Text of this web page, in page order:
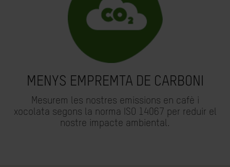
MENYS EMPREMTA DE CARBONI
Mesurem les nostres emissions en cafè i
xocolata segons la norma ISO 14067 per reduir el
nostre impacte ambiental.